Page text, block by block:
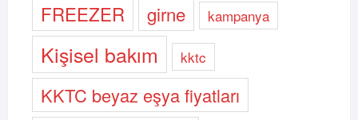
FREEZER girne kampanya
Kişisel bakım kktc
KKTC beyaz eşya fiyatları